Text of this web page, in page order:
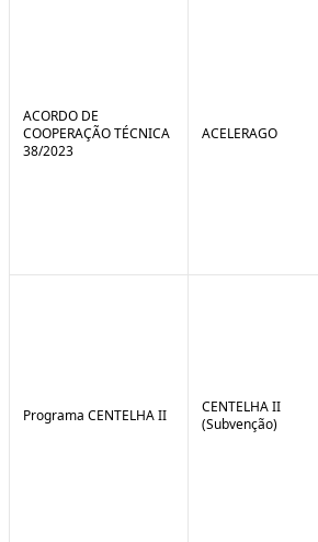
ACORDO DE
COOPERAÇÃO TÉCNICA
38/2023
ACELERAGO
Programa CENTELHA II
CENTELHA II
(Subvenção)